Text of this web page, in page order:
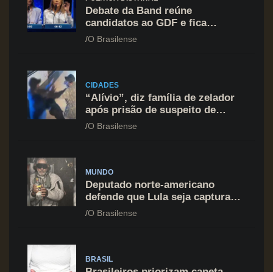
Debate da Band reúne
candidatos ao GDF e fica
marcado por ofensiva contra
O Brasilense
CIDADES
“Alívio”, diz família de zelador
após prisão de suspeito de
agressão na Asa Norte
O Brasilense
MUNDO
Deputado norte-americano
defende que Lula seja capturado
assim como Nicolás Maduro
O Brasilense
BRASIL